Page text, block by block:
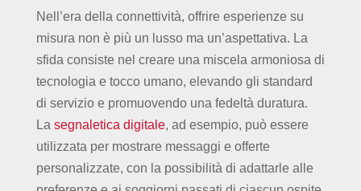
Nell’era della connettività, offrire esperienze su
misura non è più un lusso ma un’aspettativa. La
sfida consiste nel creare una miscela armoniosa di
tecnologia e tocco umano, elevando gli standard
di servizio e promuovendo una fedeltà duratura.
La segnaletica digitale, ad esempio, può essere
utilizzata per mostrare messaggi e offerte
personalizzate, con la possibilità di adattarle alle